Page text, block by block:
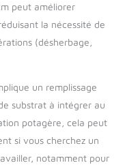
peut améliorer
la nécessité de
(désherbage,
un remplissage
substrat à intégrer au
potagère, cela peut
si vous cherchez un
notamment pour